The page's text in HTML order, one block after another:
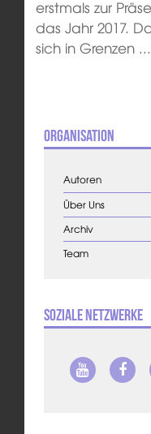
erstmals zur
das Jahr 2017.
sich in Grenzen ...
Organisation
Autoren
Über Uns
Archiv
Team
Soziale Netzwerke